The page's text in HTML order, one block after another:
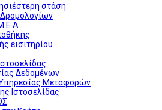
στάση
εισιτηρίου
Δεδομένων
Μεταφορών
Ιστοσελίδας